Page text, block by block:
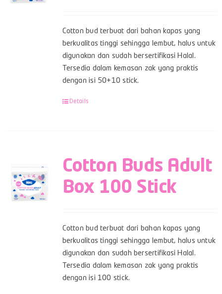
Cotton bud terbuat dari bahan kapas yang
berkualitas tinggi sehingga lembut, halus untuk
digunakan dan sudah bersertifikasi Halal.
Tersedia dalam kemasan zak yang praktis
dengan isi 50+10 stick.
Details
Cotton Buds Adult
Box 100 Stick
Cotton bud terbuat dari bahan kapas yang
berkualitas tinggi sehingga lembut, halus untuk
digunakan dan sudah bersertifikasi Halal.
Tersedia dalam kemasan zak yang praktis
dengan isi 100 stick.